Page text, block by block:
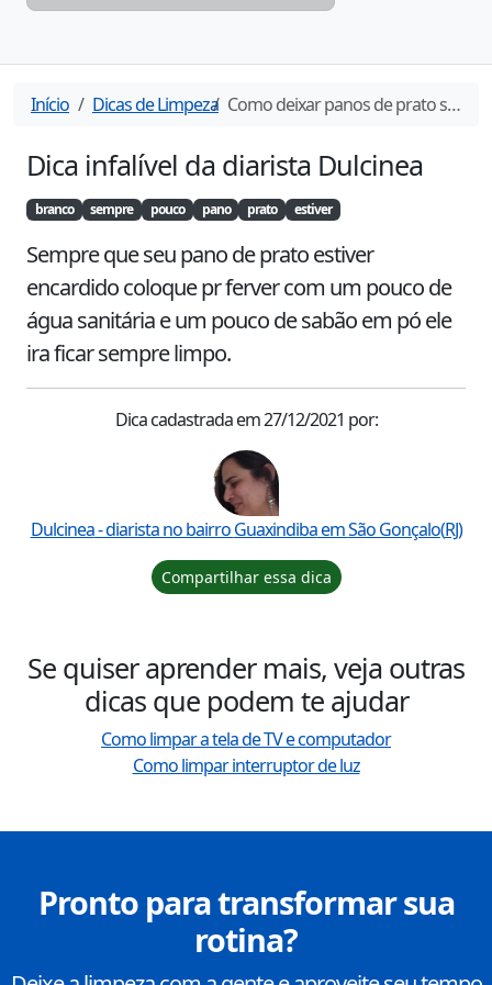
Início Dicas de Limpeza Como deixar panos de prato sempre branco
Dica infalível da diarista Dulcinea
branco sempre pouco pano prato estiver
Sempre que seu pano de prato estiver
encardido coloque pr ferver com um pouco de
água sanitária e um pouco de sabão em pó ele
ira ficar sempre limpo.
Dica cadastrada em27/12/2021 por:
Dulcinea- diarista no bairroGuaxindibaemSão Gonçalo(RJ)
Compartilhar essa dica
Se quiser aprender mais, veja outras
dicas que podem te ajudar
Como limpar a tela de TV e computador
Como limpar interruptor de luz
Pronto para transformar sua
rotina?